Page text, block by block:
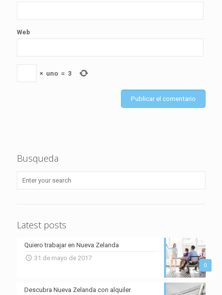
Web
× uno = 3
Busqueda
Latest posts
0
Quiero trabajar en Nueva Zelanda
31 de mayo de 2017
Descubra Nueva Zelanda con alquiler